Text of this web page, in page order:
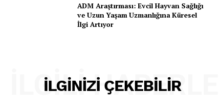
ADM Araştırması: Evcil Hayvan Sağlığı
ve Uzun Yaşam Uzmanlığına Küresel
İlgi Artıyor
İLGINIZI ÇEKEBILIR
İLGILI